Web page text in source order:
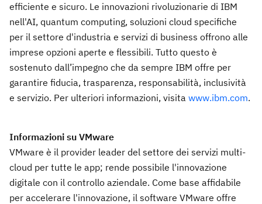
efficiente e sicuro. Le innovazioni rivoluzionarie di IBM
nell'AI, quantum computing, soluzioni cloud specifiche
per il settore d'industria e servizi di business offrono alle
imprese opzioni aperte e flessibili. Tutto questo è
sostenuto dall’impegno che da sempre IBM offre per
garantire fiducia, trasparenza, responsabilità, inclusività
e servizio. Per ulteriori informazioni, visita www.ibm.com.
Informazioni su VMware
VMware è il provider leader del settore dei servizi multi-
cloud per tutte le app; rende possibile l'innovazione
digitale con il controllo aziendale. Come base affidabile
per accelerare l'innovazione, il software VMware offre